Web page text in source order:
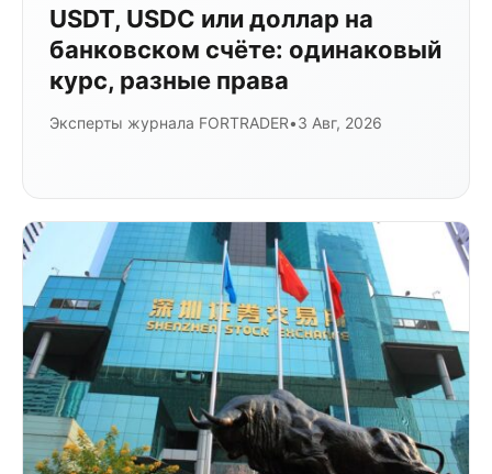
USDT, USDC или доллар на
банковском счёте: одинаковый
курс, разные права
Эксперты журнала FORTRADER•3 Авг, 2026